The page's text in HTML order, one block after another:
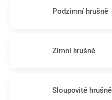
Podzimní hrušně
Zimní hrušně
Sloupovité hrušně